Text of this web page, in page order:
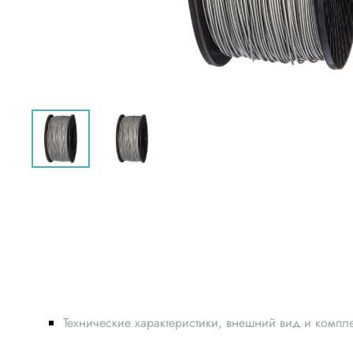
Технические характеристики, внешний вид и